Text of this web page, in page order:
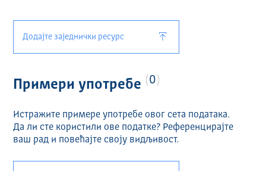
Додајте заједнички ресурс
Примери употребе 0
Истражите примере употребе овог сета података.
Да ли сте користили ове податке? Референцирајте
ваш рад и повећајте своју видљивост.